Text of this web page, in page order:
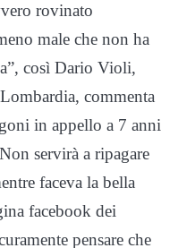
rovinato
male che non ha
così Dario Violi,
commenta
in appello a 7 anni
servirà a ripagare
faceva la bella
facebook dei
pensare che